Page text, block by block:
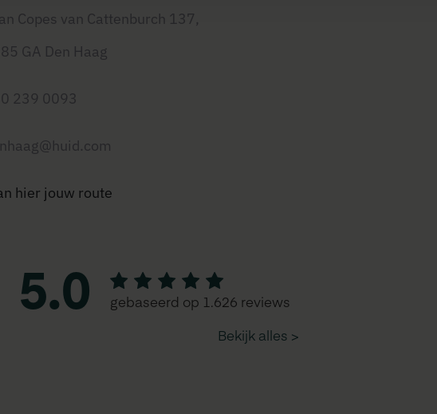
Copes van Cattenburch 137,
GA Den Haag
239 0093
hier jouw route